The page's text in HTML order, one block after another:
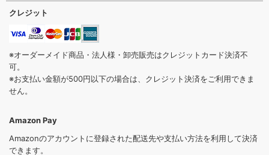
クレジット
※オーダーメイド商品・法人様・卸売販売はクレジットカード決済不
可。
※お支払い金額が500円以下の場合は、クレジット決済をご利用できま
せん。
Amazon Pay
Amazonのアカウントに登録された配送先や支払い方法を利用して決済
できます。